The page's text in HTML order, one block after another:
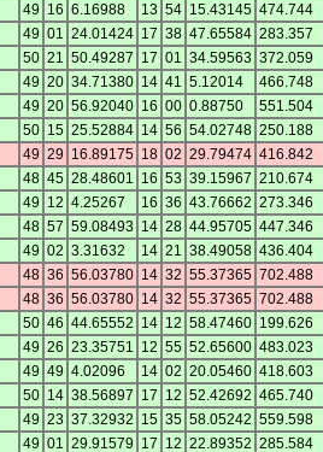
49 16 6.16988 13 54 15.43145 474.744
49 01 24.01424 17 38 47.65584 283.357
50 21 50.49287 17 01 34.59563 372.059
49 20 34.71380 14 41 5.12014 466.748
49 20 56.92040 16 00 0.88750 551.504
50 15 25.52884 14 56 54.02748 250.188
49 29 16.89175 18 02 29.79474 416.842
48 45 28.48601 16 53 39.15967 210.674
49 12 4.25267 16 36 43.76662 273.346
48 57 59.08493 14 28 44.95705 447.346
49 02 3.31632 14 21 38.49058 436.404
48 36 56.03780 14 32 55.37365 702.488
48 36 56.03780 14 32 55.37365 702.488
50 46 44.65552 14 12 58.47460 199.626
49 26 23.35751 12 55 52.65600 483.023
49 49 4.02096 14 02 20.05460 418.603
50 14 38.56897 17 12 52.42692 465.740
49 23 37.32932 15 35 58.05242 559.598
49 01 29.91579 17 12 22.89352 285.584